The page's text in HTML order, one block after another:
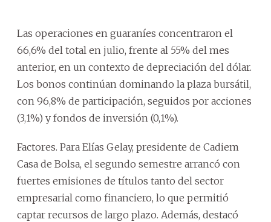
Las operaciones en guaraníes concentraron el
66,6% del total en julio, frente al 55% del mes
anterior, en un contexto de depreciación del dólar.
Los bonos continúan dominando la plaza bursátil,
con 96,8% de participación, seguidos por acciones
(3,1%) y fondos de inversión (0,1%).
Factores. Para Elías Gelay, presidente de Cadiem
Casa de Bolsa, el segundo semestre arrancó con
fuertes emisiones de títulos tanto del sector
empresarial como financiero, lo que permitió
captar recursos de largo plazo. Además, destacó